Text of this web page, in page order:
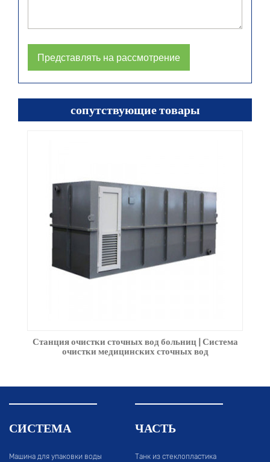
Представлять на рассмотрение
сопутствующие товары
Станция очистки сточных вод больниц | Система
очистки медицинских сточных вод
СИСТЕМА
Машина для упаковки воды
ЧАСТЬ
Танк из стеклопластика